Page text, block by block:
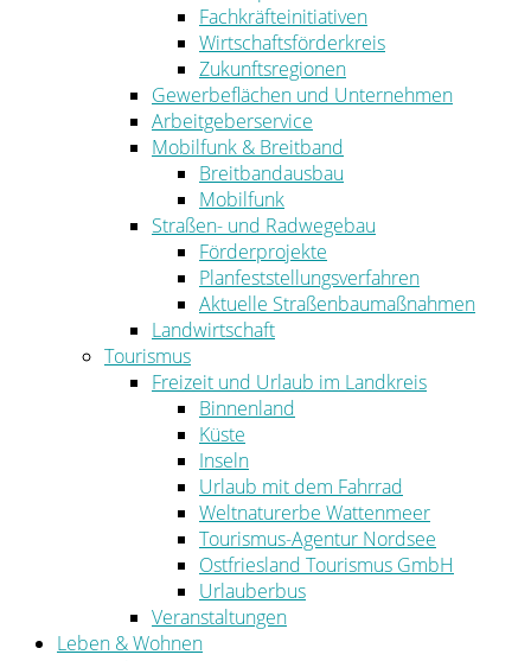
Fachkräfteinitiativen
Wirtschaftsförderkreis
Zukunftsregionen
Gewerbeflächen und Unternehmen
Arbeitgeberservice
Mobilfunk & Breitband
Breitbandausbau
Mobilfunk
Straßen- und Radwegebau
Förderprojekte
Planfeststellungsverfahren
Aktuelle Straßenbaumaßnahmen
Landwirtschaft
Tourismus
Freizeit und Urlaub im Landkreis
Binnenland
Küste
Inseln
Urlaub mit dem Fahrrad
Weltnaturerbe Wattenmeer
Tourismus-Agentur Nordsee
Ostfriesland Tourismus GmbH
Urlauberbus
Veranstaltungen
Leben & Wohnen